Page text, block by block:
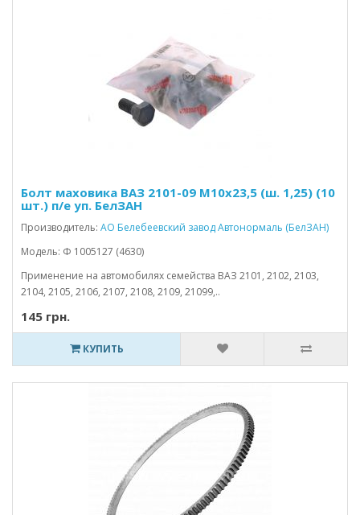
Болт маховика ВАЗ 2101-09 М10х23,5 (ш. 1,25) (10
шт.) п/е уп. БелЗАН
Производитель: АО Белебеевский завод Автонормаль (БелЗАН)
Модель: Ф 1005127 (4630)
Применение на автомобилях семейства ВАЗ 2101, 2102, 2103,
2104, 2105, 2106, 2107, 2108, 2109, 21099,..
145 грн.
КУПИТЬ